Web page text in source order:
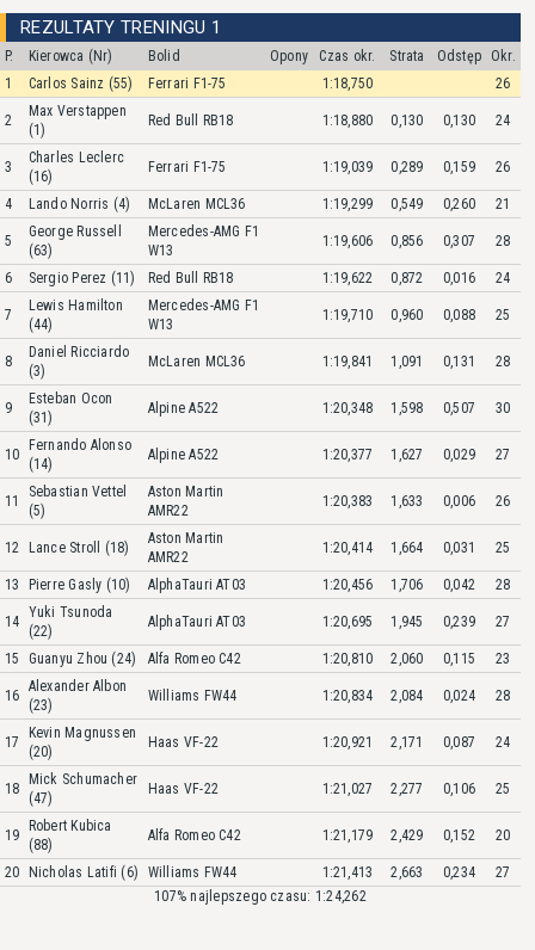
REZULTATY TRENINGU 1
P. Kierowca (Nr) Bolid Opony Czas okr. Strata Odstęp
Okr.
1
Carlos Sainz (55) Ferrari F1-75 1:18,750 26
2
Max Verstappen
(1)
Red Bull RB18 1:18,880 0,130 0,130 24
3
Charles Leclerc
(16)
Ferrari F1-75 1:19,039 0,289 0,159 26
4 Lando Norris (4) McLaren MCL36 1:19,299 0,549 0,260 21
5
George Russell
(63)
Mercedes-AMG F1
W13
1:19,606 0,856 0,307 28
6 Sergio Perez (11) Red Bull RB18 1:19,622 0,872 0,016 24
7
Lewis Hamilton
(44)
Mercedes-AMG F1
W13
1:19,710 0,960 0,088 25
8
Daniel Ricciardo
(3)
McLaren MCL36 1:19,841 1,091 0,131 28
9
Esteban Ocon
(31)
Alpine A522 1:20,348 1,598 0,507 30
10
Fernando Alonso
(14)
Alpine A522 1:20,377 1,627 0,029 27
11
Sebastian Vettel
(5)
Aston Martin
AMR22
1:20,383 1,633 0,006 26
12 Lance Stroll (18)
Aston Martin
AMR22
1:20,414 1,664 0,031 25
13 Pierre Gasly (10) AlphaTauri AT03 1:20,456 1,706 0,042 28
14
Yuki Tsunoda
(22)
AlphaTauri AT03 1:20,695 1,945 0,239 27
15 Guanyu Zhou (24) Alfa Romeo C42 1:20,810 2,060 0,115 23
16
Alexander Albon
(23)
Williams FW44 1:20,834 2,084 0,024 28
17
Kevin Magnussen
(20)
Haas VF-22 1:20,921 2,171 0,087 24
18
Mick Schumacher
(47)
Haas VF-22 1:21,027 2,277 0,106 25
19
Robert Kubica
(88)
Alfa Romeo C42 1:21,179 2,429 0,152 20
20 Nicholas Latifi (6) Williams FW44 1:21,413 2,663 0,234
27
107% najlepszego czasu: 1:24,262